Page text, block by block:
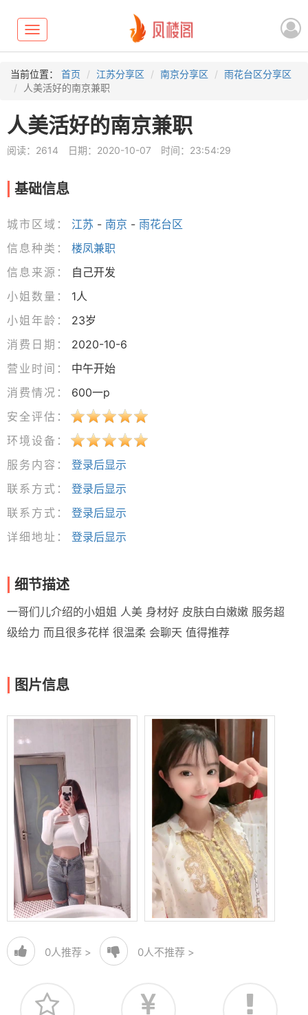
Toggle
navigation
当前位置： 首页 江苏分享区 南京分享区
雨花台区分享区
人美活好的南京兼职
人美活好的南京兼职
阅读：2614 日期：2020-10-07 时间：23:54:29
基础信息
城市区域： 江苏 - 南京 - 雨花台区
信息种类：
楼凤兼职
信息来源：
自己开发
小姐数量：
1人
小姐年龄：
23岁
消费日期：
2020-10-6
营业时间：
中午开始
消费情况：
600一p
安全评估：
环境设备：
服务内容：
登录后显示
联系方式：
登录后显示
联系方式：
登录后显示
详细地址：
登录后显示
细节描述
一哥们儿介绍的小姐姐 人美 身材好 皮肤白白嫩嫩 服务超
级给力 而且很多花样 很温柔 会聊天 值得推荐
图片信息
0人推荐 > 0人不推荐 >